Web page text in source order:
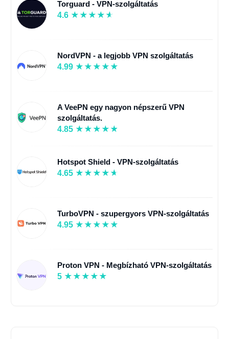
Torguard - VPN-szolgáltatás
4.6
NordVPN - a legjobb VPN szolgáltatás
4.99
A VeePN egy nagyon népszerű VPN
szolgáltatás.
4.85
Hotspot Shield - VPN-szolgáltatás
4.65
TurboVPN - szupergyors VPN-szolgáltatás
4.95
Proton VPN - Megbízható VPN-szolgáltatás
5